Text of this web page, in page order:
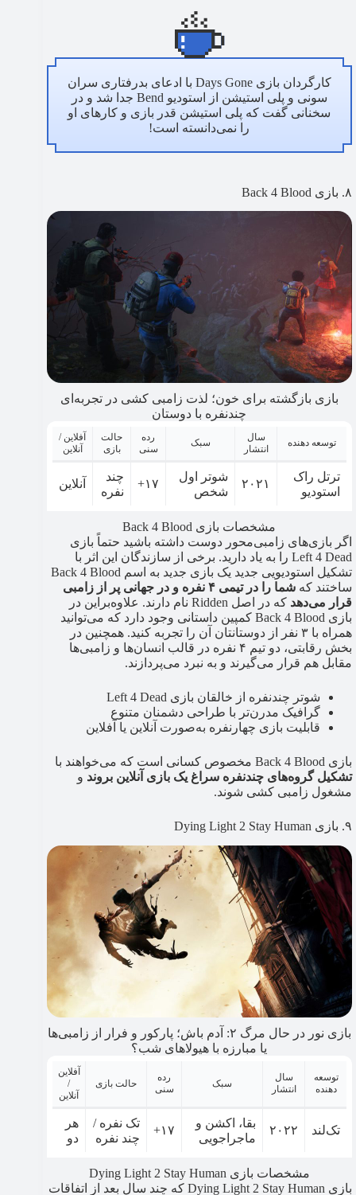
کارگردان بازی Days Gone با ادعای بدرفتاری سران
سونی و پلی استیشن از استودیو Bend جدا شد و در
سخنانی گفت که پلی استیشن قدر بازی و کارهای او
را نمی‌دانسته است!
۸. بازی Back 4 Blood
بازی بازگشته برای خون؛ لذت زامبی کشی در تجربه‌ای
چند‌نفره با دوستان
توسعه دهنده
سال
انتشار
سبک
رده
سنی
حالت
بازی
آفلاین /
آنلاین
ترتل راک
استودیو
۲۰۲۱
شوتر اول
شخص
۱۷+
چند
نفره
آنلاین
مشخصات بازی Back 4 Blood
اگر بازی‌های زامبی‌محور دوست داشته باشید حتماً بازی
Left 4 Dead را به یاد دارید. برخی از سازندگان این اثر با
تشکیل استودیویی جدید یک بازی جدید به اسم Back 4 Blood
ساختند که
شما را در تیمی ۴ نفره و در جهانی پر از زامبی
قرار می‌دهد
که در اصل Ridden نام دارند. علاوه‌بر‌این در
بازی Back 4 Blood کمپین داستانی وجود دارد که می‌توانید
همراه با ۳ نفر از دوستانتان آن را تجربه کنید. همچنین در
بخش رقابتی، دو تیم ۴ نفره در قالب انسان‌ها و زامبی‌ها
مقابل هم قرار می‌گیرند و به نبرد می‌پردازند.
شوتر چندنفره از خالقان بازی Left 4 Dead
گرافیک مدرن‌تر با طراحی دشمنان متنوع
قابلیت بازی چهارنفره به‌صورت آنلاین یا آفلاین
بازی Back 4 Blood مخصوص کسانی است که می‌خواهند با
تشکیل گروه‌های چند‌نفره سراغ یک بازی آنلاین بروند و
مشغول زامبی کشی شوند.
۹. بازی Dying Light 2 Stay Human
بازی نور در حال مرگ ۲: آدم باش؛ پارکور و فرار از زامبی‌ها
یا مبارزه با هیولاهای شب؟
توسعه
دهنده
سال
انتشار
سبک
رده
سنی
حالت بازی
آفلاین
/
آنلاین
تک‌لند ۲۰۲۲
بقا، اکشن و
ماجراجویی
۱۷+
تک نفره /
چند نفره
هر
دو
مشخصات بازی Dying Light 2 Stay Human
بازی Dying Light 2 Stay Human که چند سال بعد از اتفاقات